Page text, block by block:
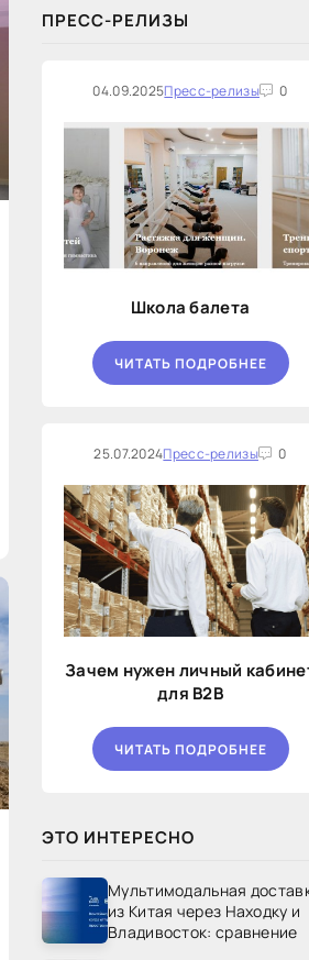
ПРЕСС-РЕЛИЗЫ
04.09.2025Пресс-релизы 0
Школа балета
ЧИТАТЬ ПОДРОБНЕЕ
25.07.2024Пресс-релизы 0
Зачем нужен личный
для B2B
ЧИТАТЬ ПОДРОБНЕЕ
ЭТО ИНТЕРЕСНО
Мультимодальная
из Китая через Находку и
Владивосток: сравнение